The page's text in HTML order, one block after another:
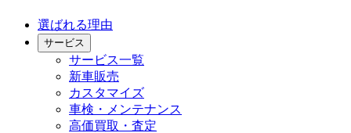
選ばれる理由
サービス
サービス一覧
新車販売
カスタマイズ
車検・メンテナンス
高価買取・査定